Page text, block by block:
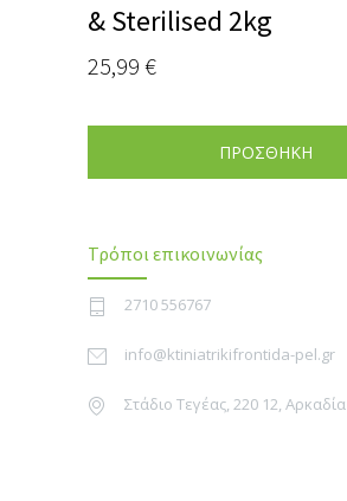
& Sterilised 2kg
25,99 €
ΠΡΟΣΘΗΚΗ
Τρόποι επικοινωνίας
2710 556767
info@ktiniatrikifrontida-pel.gr
Στάδιο Τεγέας, 220 12, Αρκαδία